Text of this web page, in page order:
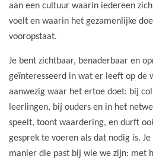
aan een cultuur waarin iedereen
voelt en waarin het gezamenlijke
vooropstaat.
Je bent zichtbaar, benaderbaar en
geïnteresseerd in wat er leeft op de
aanwezig waar het ertoe doet: bij
leerlingen, bij ouders en in het
speelt, toont waardering, en durft
gesprek te voeren als dat nodig is.
manier die past bij wie we zijn: met